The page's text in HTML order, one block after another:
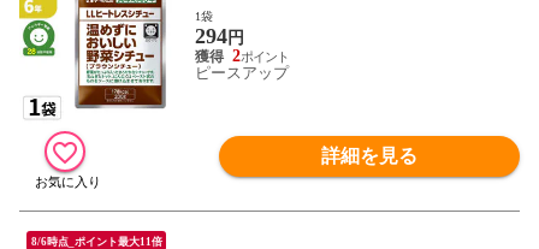
レトルトシチュー 非常食 6年保存 防災食
備蓄品 防災用品 非常用 まとめ買い 非常食
セット 常温保存 ハウス食品
1袋
294円
2
ピースアップ
詳細を見る
8/6時点_ポイント最大11倍